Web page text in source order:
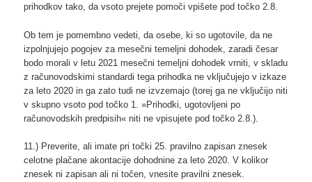
prihodkov tako, da vsoto prejete pomoči vpišete pod točko 2.8.
Ob tem je pomembno vedeti, da osebe, ki so ugotovile, da ne
izpolnjujejo pogojev za mesečni temeljni dohodek, zaradi česar
bodo morali v letu 2021 mesečni temeljni dohodek vrniti, v skladu
z računovodskimi standardi tega prihodka ne vključujejo v izkaze
za leto 2020 in ga zato tudi ne izvzemajo (torej ga ne vključijo niti
v skupno vsoto pod točko 1. »Prihodki, ugotovljeni po
računovodskih predpisih« niti ne vpisujete pod točko 2.8.).
11.) Preverite, ali imate pri točki 25. pravilno zapisan znesek
celotne plačane akontacije dohodnine za leto 2020. V kolikor
znesek ni zapisan ali ni točen, vnesite pravilni znesek.